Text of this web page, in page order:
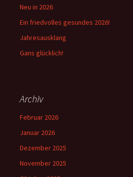
Neu in 2026
Ein friedvolles gesundes 2026!
Jahresausklang
Gans glücklich!
Archiv
Februar 2026
Januar 2026
Dezember 2025
November 2025